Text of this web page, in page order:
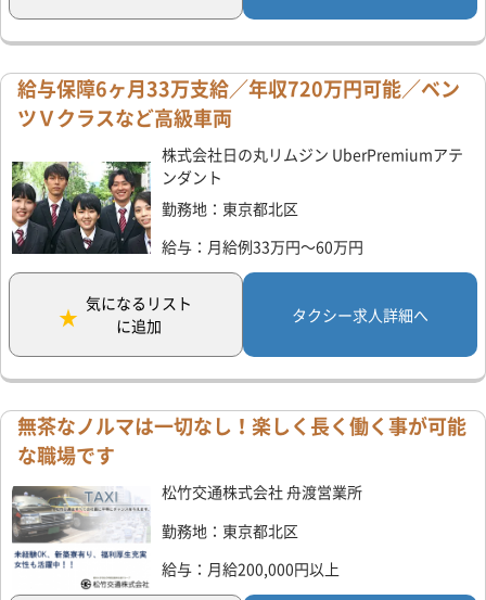
給与保障6ヶ月33万支給／年収720万円可能／ベン
ツＶクラスなど高級車両
株式会社日の丸リムジン UberPremiumアテ
ンダント
勤務地：東京都北区
給与：月給例33万円～60万円
気になるリスト
に追加
タクシー求人詳細へ
無茶なノルマは一切なし！楽しく長く働く事が可能
な職場です
松竹交通株式会社 舟渡営業所
勤務地：東京都北区
給与：月給200,000円以上